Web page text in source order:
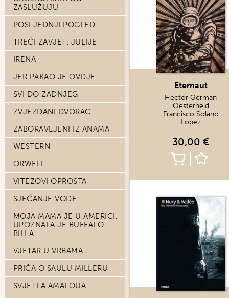
ZASLUŽUJU
POSLJEDNJI POGLED
TREĆI ZAVJET: JULIJE
IRENA
JER PAKAO JE OVDJE
SVI DO ZADNJEG
ZVJEZDANI DVORAC
ZABORAVLJENI IZ ANAMA
WESTERN
ORWELL
VITEZOVI OPROSTA
SJEĆANJE VODE
MOJA MAMA JE U AMERICI,
UPOZNALA JE BUFFALO
BILLA
VJETAR U VRBAMA
PRIČA O SAULU MILLERU
SVJETLA AMALOUA
Eternaut
Hector German
Oesterheld
Francisco Solano
Lopez
30,00 €